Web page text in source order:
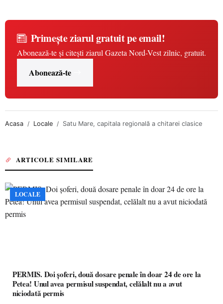
Primește ziarul gratuit pe email!
Abonează-te și citești ziarul Gazeta Nord-Vest zilnic, gratuit.
Abonează-te
Acasa Locale Satu Mare, capitala regională a chitarei clasice
ARTICOLE SIMILARE
LOCALE
PERMIS. Doi șoferi, două dosare penale în doar 24 de ore la
Petea! Unul avea permisul suspendat, celălalt nu a avut
niciodată permis